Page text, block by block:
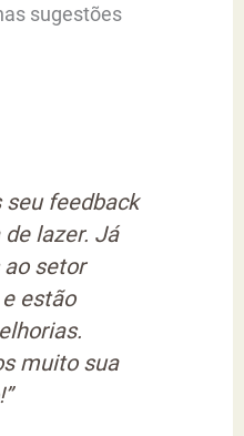
sugestões
seu feedback
lazer. Já
setor
estão
muito sua